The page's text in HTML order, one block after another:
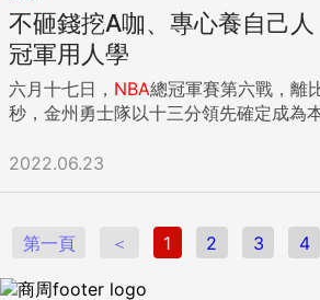
不砸錢挖A咖、專心養自己
冠軍用人學
六月十七日， NBA總冠軍賽第六戰，離
秒，金州勇士隊以十三分領先確定成為
2022.06.23
第一頁 ＜ 1 2 3 4